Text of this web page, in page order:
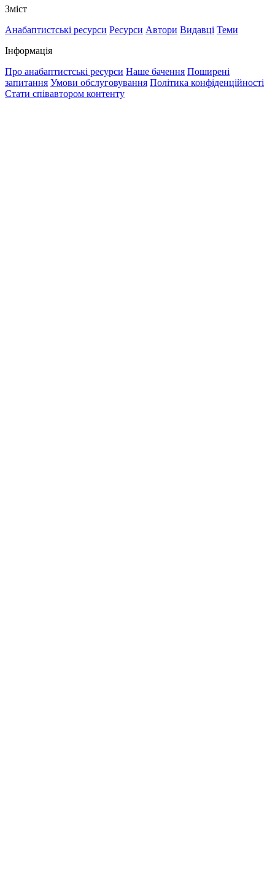
Зміст
Анабаптистські ресурси Ресурси Автори Видавці Теми
Інформація
Про анабаптистські ресурси Наше бачення Поширені
запитання Умови обслуговування Політика конфіденційності
Стати співавтором контенту